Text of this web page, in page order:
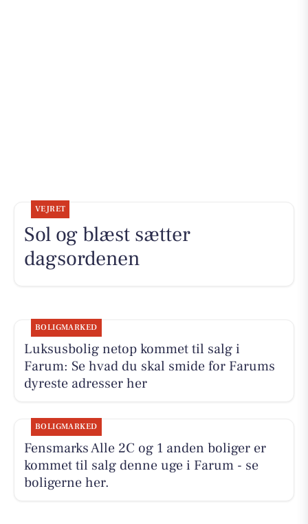
VEJRET
Sol og blæst sætter
dagsordenen
BOLIGMARKED
Luksusbolig netop kommet til salg i
Farum: Se hvad du skal smide for Farums
dyreste adresser her
BOLIGMARKED
Fensmarks Alle 2C og 1 anden boliger er
kommet til salg denne uge i Farum - se
boligerne her.